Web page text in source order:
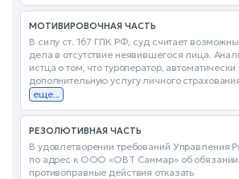
МОТИВИРОВОЧНАЯ ЧАСТЬ
В силу ст. 167 ГПК РФ, суд считает
дела в отсутствие неявившегося лица.
истца о том, что туроператор,
дополнительную услугу личного
еще...
РЕЗОЛЮТИВНАЯ ЧАСТЬ
В удовлетворении требований Управления
по адрес к ООО «ОВТ Санмар» об обязании
противоправные действия отказать